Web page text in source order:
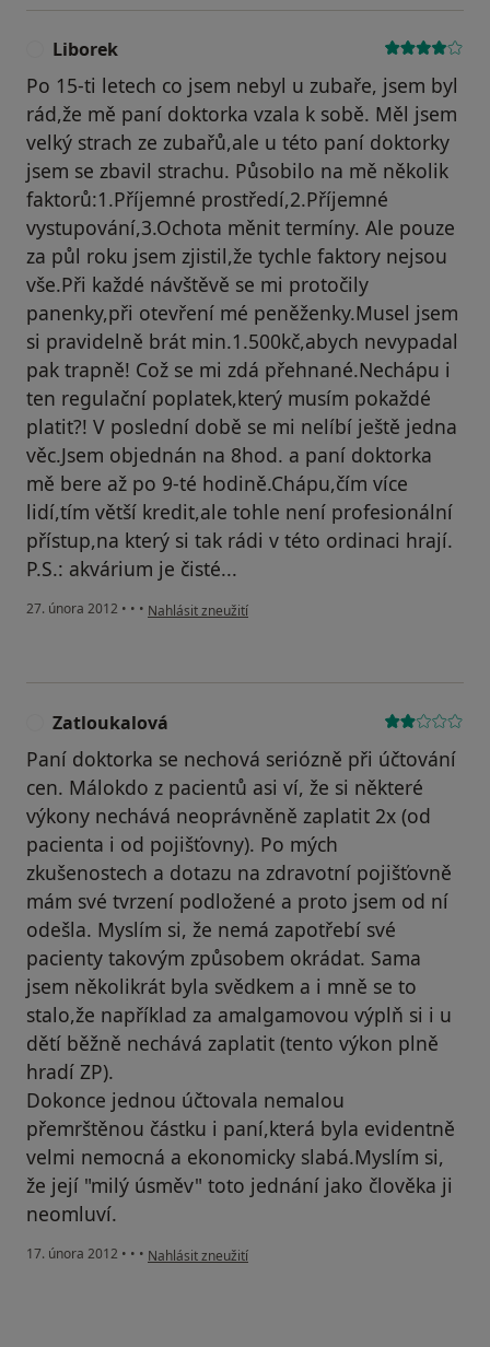
Liborek
Po 15-ti letech co jsem nebyl u zubaře, jsem byl
rád,že mě paní doktorka vzala k sobě. Měl jsem
velký strach ze zubařů,ale u této paní doktorky
jsem se zbavil strachu. Působilo na mě několik
faktorů:1.Příjemné prostředí,2.Příjemné
vystupování,3.Ochota měnit termíny. Ale pouze
za půl roku jsem zjistil,že tychle faktory nejsou
vše.Při každé návštěvě se mi protočily
panenky,při otevření mé peněženky.Musel jsem
si pravidelně brát min.1.500kč,abych nevypadal
pak trapně! Což se mi zdá přehnané.Nechápu i
ten regulační poplatek,který musím pokaždé
platit?! V poslední době se mi nelíbí ještě jedna
věc.Jsem objednán na 8hod. a paní doktorka
mě bere až po 9-té hodině.Chápu,čím více
lidí,tím větší kredit,ale tohle není profesionální
přístup,na který si tak rádi v této ordinaci hrají.
P.S.: akvárium je čisté...
27. února 2012 • • • podle názoru uživatele Liborek
Nahlásit zneužití
Zatloukalová
Paní doktorka se nechová seriózně při účtování
cen. Málokdo z pacientů asi ví, že si některé
výkony nechává neoprávněně zaplatit 2x (od
pacienta i od pojišťovny). Po mých
zkušenostech a dotazu na zdravotní pojišťovně
mám své tvrzení podložené a proto jsem od ní
odešla. Myslím si, že nemá zapotřebí své
pacienty takovým způsobem okrádat. Sama
jsem několikrát byla svědkem a i mně se to
stalo,že například za amalgamovou výplň si i u
dětí běžně nechává zaplatit (tento výkon plně
hradí ZP).
Dokonce jednou účtovala nemalou
přemrštěnou částku i paní,která byla evidentně
velmi nemocná a ekonomicky slabá.Myslím si,
že její "milý úsměv" toto jednání jako člověka ji
neomluví.
17. února 2012 • • • podle názoru uživatele Zatloukalová
Nahlásit zneužití